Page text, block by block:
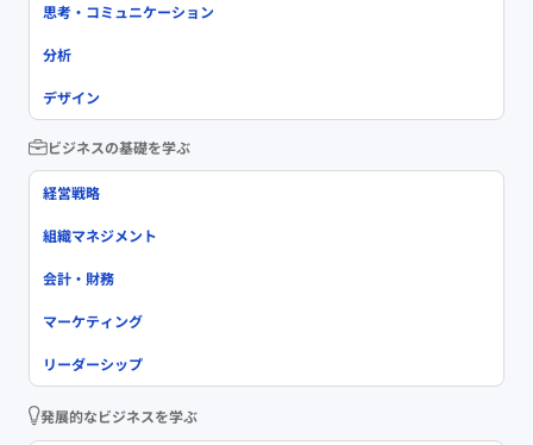
思考・コミュニケーション
分析
デザイン
ビジネスの基礎を学ぶ
経営戦略
組織マネジメント
会計・財務
マーケティング
リーダーシップ
発展的なビジネスを学ぶ